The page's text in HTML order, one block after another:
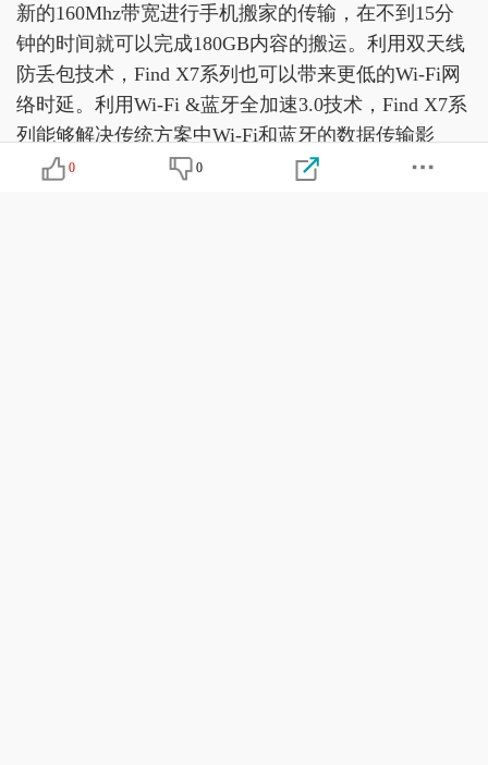
新的160Mhz带宽进行手机搬家的传输，在不到15分
钟的时间就可以完成180GB内容的搬运。利用双天线
防丢包技术，Find X7系列也可以带来更低的Wi-Fi网
络时延。利用Wi-Fi &蓝牙全加速3.0技术，Find X7系
列能够解决传统方案中Wi-Fi和蓝牙的数据传输影
响。相比其他产品，这一技术帮助Find X7系列降低
0 0